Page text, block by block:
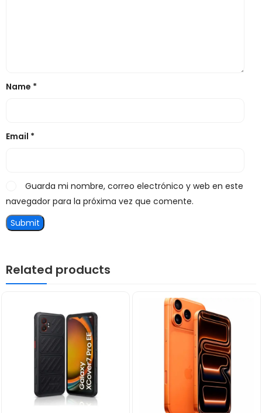
Name *
Email *
Guarda mi nombre, correo electrónico y web en este
navegador para la próxima vez que comente.
Related products